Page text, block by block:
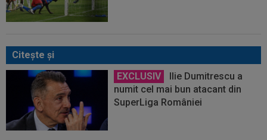
Citeşte şi
EXCLUSIV
Ilie Dumitrescu a
numit cel mai bun atacant din
SuperLiga României